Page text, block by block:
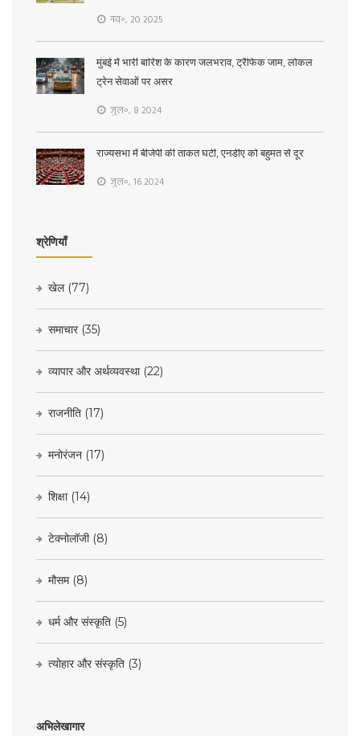
नव॰, 20 2025
मुंबई में भारी बारिश के कारण जलभराव, ट्रैफिक जाम, लोकल
ट्रेन सेवाओं पर असर
जुल॰, 8 2024
राज्यसभा में बीजेपी की ताकत घटी, एनडीए को बहुमत से दूर
जुल॰, 16 2024
श्रेणियाँ
खेल (77)
समाचार (35)
व्यापार और अर्थव्यवस्था (22)
राजनीति (17)
मनोरंजन (17)
शिक्षा (14)
टेक्नोलॉजी (8)
मौसम (8)
धर्म और संस्कृति (5)
त्योहार और संस्कृति (3)
अभिलेखागार